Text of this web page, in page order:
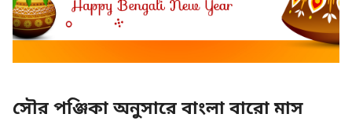
সৌর পঞ্জিকা অনুসারে বাংলা বারো মাস